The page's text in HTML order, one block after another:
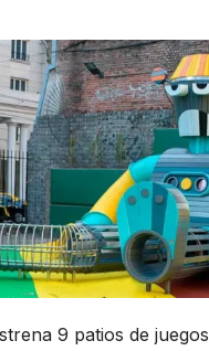
9 patios de juegos